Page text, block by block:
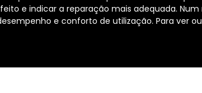
e indicar a reparação mais adequada.
e conforto de utilização. Para ver